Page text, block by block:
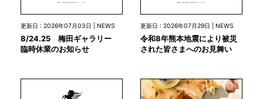
更新日 : 2026年07月03日 | NEWS
8/24.25 梅田ギャラリー
臨時休業のお知らせ
更新日 : 2026年07月29日 | NEWS
令和8年熊本地震により被災
された皆さまへのお見舞い